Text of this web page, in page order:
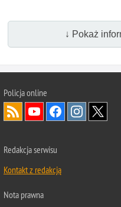
↓ Pokaż
Policja online
Redakcja serwisu
Kontakt z redakcją
Nota prawna